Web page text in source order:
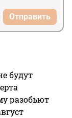
Отправить
будут
разобьют